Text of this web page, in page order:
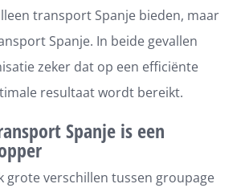
transport Spanje bieden, maar
Spanje. In beide gevallen
zeker dat op een efficiënte
resultaat wordt bereikt.
Spanje is een
grote verschillen tussen groupage